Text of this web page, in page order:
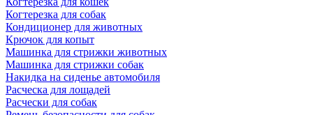
Когтерезка для собак
Кондиционер для животных
Крючок для копыт
Машинка для стрижки животных
Машинка для стрижки собак
Накидка на сиденье автомобиля
Расческа для лощадей
Расчески для собак